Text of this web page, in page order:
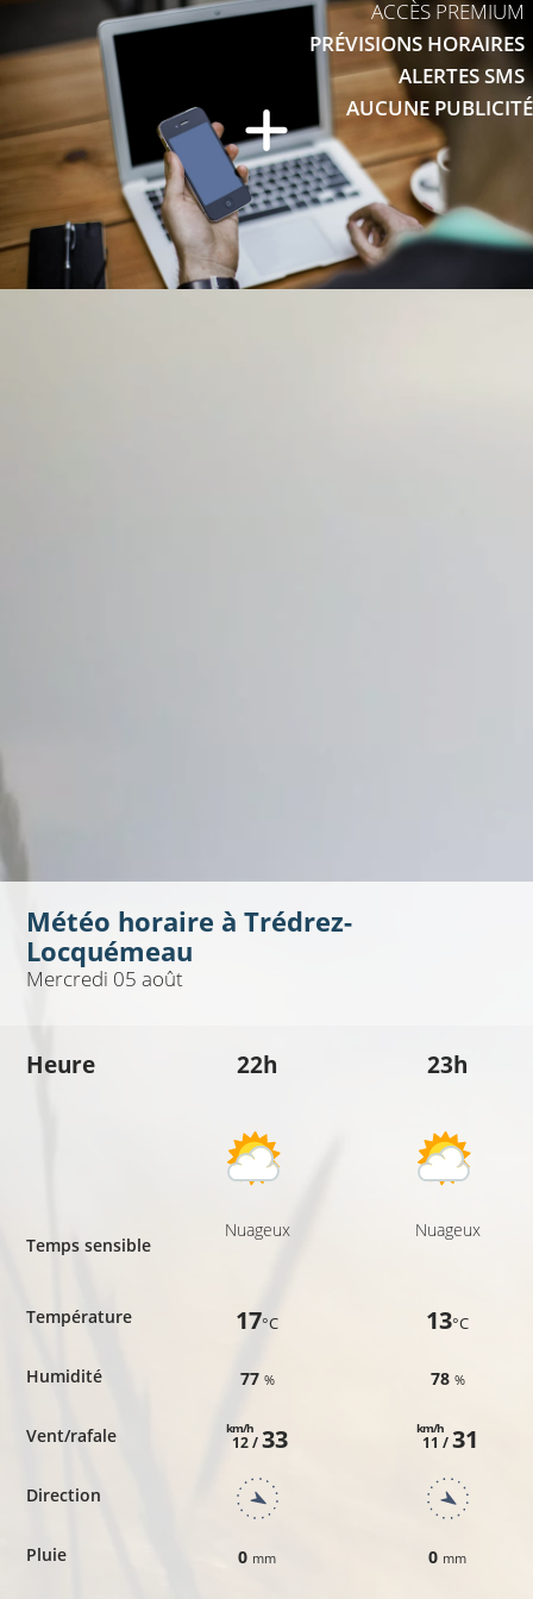
ACCÈS PREMIUM
PRÉVISIONS HORAIRES
ALERTES SMS
AUCUNE PUBLICITÉ
Météo horaire à Trédrez-
Locquémeau
Mercredi 05 août
Heure
Temps sensible
Température
Humidité
Vent/rafale
Direction
Pluie
22h
Nuageux
17°C
77 %
12 /
km/h 33
0 mm
23h
Nuageux
13°C
78 %
11 /
km/h 31
0 mm